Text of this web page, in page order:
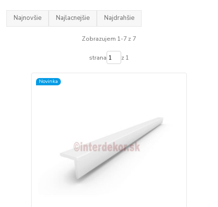
Najnovšie Najlacnejšie Najdrahšie
Zobrazujem 1-7 z 7
strana z 1
Novinka